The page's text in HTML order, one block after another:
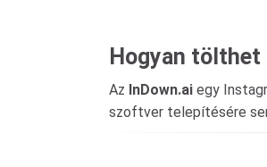
Hogyan
Az InDown.ai egy
szoftver telepítésére